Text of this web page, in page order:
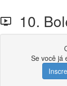
10.
Se você já